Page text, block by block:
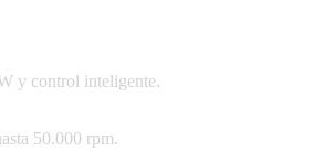
y control inteligente.
50.000 rpm.